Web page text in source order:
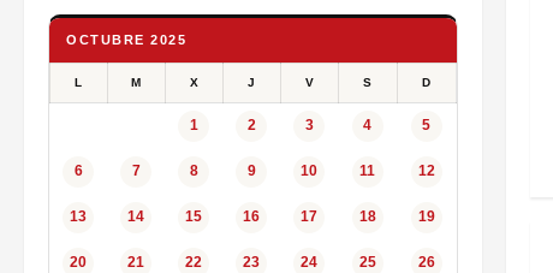
OCTUBRE 2025
L M X J V S D
1 2 3 4 5
6 7 8 9 10 11 12
13 14 15 16 17 18 19
20 21 22 23 24 25 26